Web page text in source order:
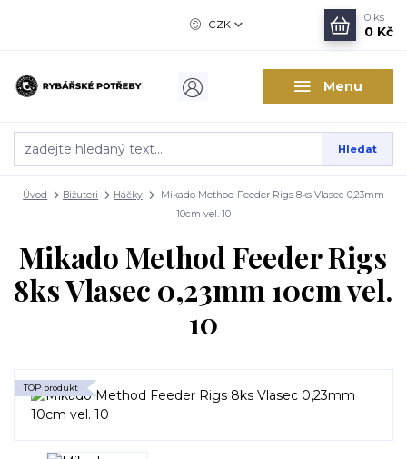
Menu
CZK
Hledat
0 ks
0 Kč
Úvod Bižuteri Háčky
Mikado Method Feeder Rigs 8ks Vlasec 0,23mm
10cm vel. 10
Mikado Method Feeder Rigs
8ks Vlasec 0,23mm 10cm vel.
10
TOP produkt